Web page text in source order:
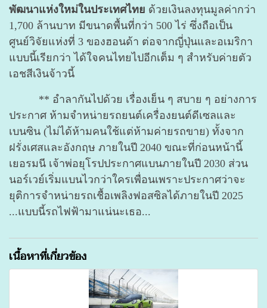
พัฒนาแห่งใหม่ในประเทศไทย ด้วยเงินลงทุนมูลค่ากว่า
1,700 ล้านบาท มีขนาดพื้นที่กว่า 500 ไร่ ซึ่งถือเป็น
ศูนย์วิจัยแห่งที่ 3 ของฮอนด้า ต่อจากญี่ปุ่นและอเมริกา
แบบนี้เรียกว่า ได้ใจคนไทยไปอีกเต็ม ๆ สำหรับค่ายตัว
เอชสีเงินจ้าวนี้
** อำลากันไปด้วย เรื่องเย็น ๆ สบาย ๆ อย่างการ
ประกาศ ห้ามจำหน่ายรถยนต์เครื่องยนต์ดีเซลและ
เบนซิน (ไม่ได้ห้ามคนใช้แต่ห้ามค่ายรถขาย) ทั้งจาก
ฝรั่งเศสและอังกฤษ ภายในปี 2040 ขณะที่ก่อนหน้านี้
เยอรมนี เจ้าพ่อยุโรปประกาศแบนภายในปี 2030 ส่วน
นอร์เวย์เริ่มแบนไวกว่าใครเพื่อนเพราะประกาศว่าจะ
ยุติการจำหน่ายรถเชื้อเพลิงฟอสซิลได้ภายในปี 2025
...แบบนี้รถไฟฟ้ามาแน่นะเธอ...
เนื้อหาที่เกี่ยวข้อง